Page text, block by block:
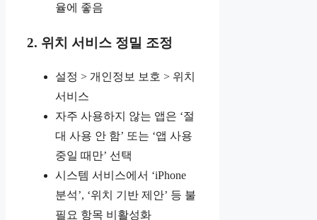
율에 좋음
2. 위치 서비스 정밀 조정
설정 > 개인정보 보호 > 위치
서비스
자주 사용하지 않는 앱은 ‘절
대 사용 안 함’ 또는 ‘앱 사용
중일 때만’ 선택
시스템 서비스에서 ‘iPhone
분석’, ‘위치 기반 제안’ 등 불
필요 항목 비활성화